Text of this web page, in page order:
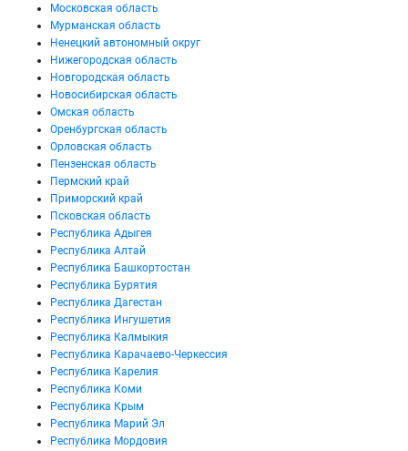
Московская область
Мурманская область
Ненецкий автономный округ
Нижегородская область
Новгородская область
Новосибирская область
Омская область
Оренбургская область
Орловская область
Пензенская область
Пермский край
Приморский край
Псковская область
Республика Адыгея
Республика Алтай
Республика Башкортостан
Республика Бурятия
Республика Дагестан
Республика Ингушетия
Республика Калмыкия
Республика Карачаево-Черкессия
Республика Карелия
Республика Коми
Республика Крым
Республика Марий Эл
Республика Мордовия